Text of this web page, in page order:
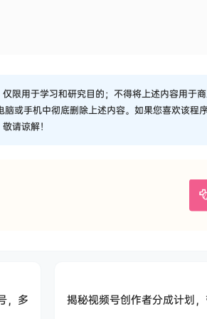
限用于学习和研究目的；不得将上述内容用于
或手机中彻底删除上述内容。如果您喜欢该程
请谅解！
，多
揭秘视频号创作者分成计划